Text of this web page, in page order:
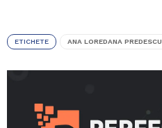
ETICHETE ANA LOREDANA PREDESCU